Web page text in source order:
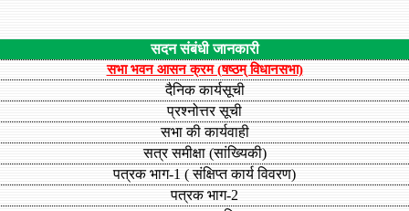
सदन संबंधी जानकारी
सभा भवन आसन क्रम (षष्ठम् विधानसभा)
दैनिक कार्यसूची
प्रश्नोत्तर सूची
सभा की कार्यवाही
सत्र समीक्षा (सांख्यिकी)
पत्रक भाग-1 ( संक्षिप्त कार्य विवरण)
पत्रक भाग-2